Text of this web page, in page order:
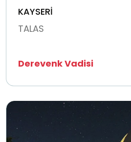
KAYSERİ
TALAS
Derevenk Vadisi